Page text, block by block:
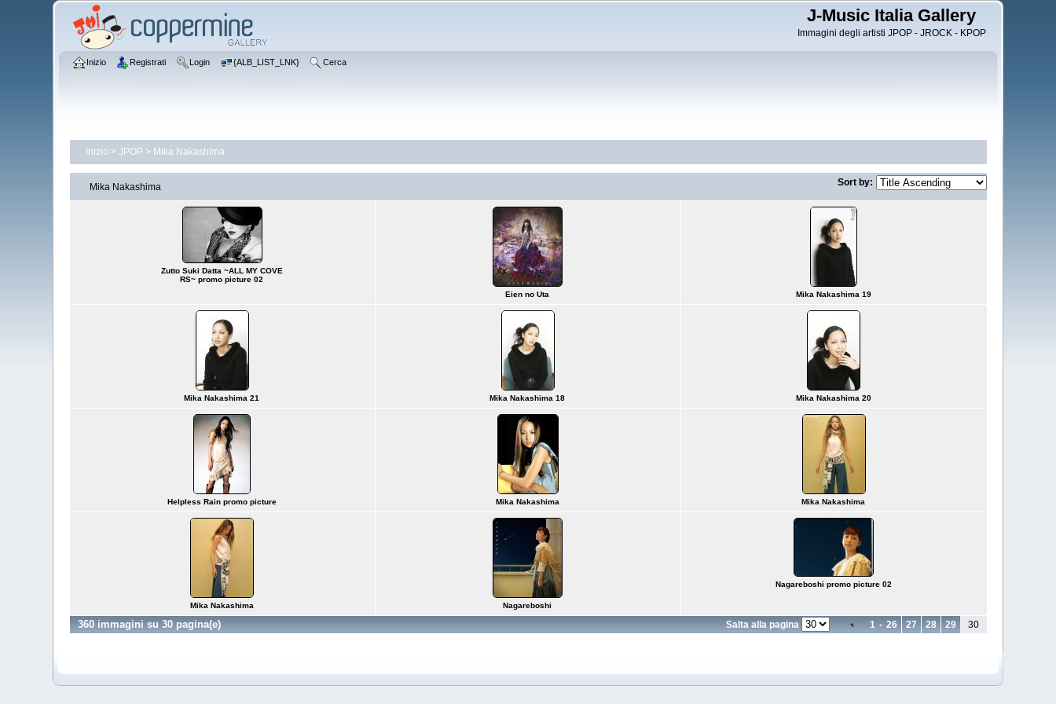
J-Music Italia Gallery
Immagini degli artisti JPOP - JROCK - KPOP
Inizio Registrati Login {ALB_LIST_LNK} Cerca
Inizio > JPOP > Mika Nakashima
Mika Nakashima Sort by:
Zutto Suki Datta ~ALL MY COVE
RS~ promo picture 02
Eien no Uta
Mika Nakashima 19
Mika Nakashima 21 Mika Nakashima 18 Mika Nakashima 20
Helpless Rain promo picture Mika Nakashima Mika Nakashima
Mika Nakashima Nagareboshi
Nagareboshi promo picture 02
360 immagini su 30 pagina(e) Salta alla pagina 1 - 26 27 28 29 30